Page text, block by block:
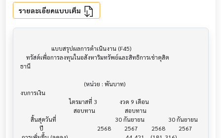
รายละเอียดแบบเต็ม
ธานี
งบการเงิน
                                 ไตรมาสที่ 3               งวด 9 เดือน